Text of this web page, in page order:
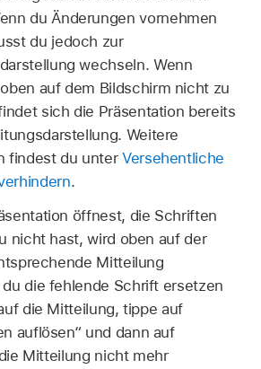
du Änderungen vornehmen
du jedoch zur
wechseln. Wenn
oben auf dem Bildschirm nicht zu
sich die Präsentation bereits
Weitere
findest du unterVersehentliche
.
öffnest, die Schriften
nicht hast, wird oben auf der
Mitteilung
die fehlende Schrift ersetzen
die Mitteilung, tippe auf
auflösen“ und dann auf
Mitteilung nicht mehr